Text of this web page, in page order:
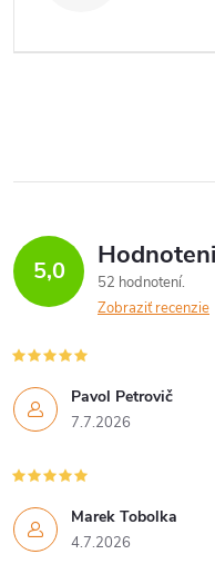
5,0
52 hodnotení
Zobraziť recenzie
Pavol Petrovič
7.7.2026
Marek Tobolka
4.7.2026